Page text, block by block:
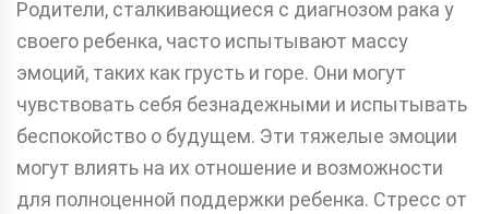
Родители, сталкивающиеся с диагнозом рака у
своего ребенка, часто испытывают массу
эмоций, таких как грусть и горе. Они могут
чувствовать себя безнадежными и испытывать
беспокойство о будущем. Эти тяжелые эмоции
могут влиять на их отношение и возможности
для полноценной поддержки ребенка. Стресс от